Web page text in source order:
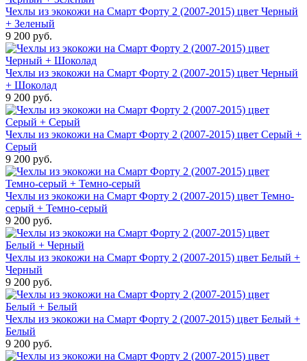
Чехлы из экокожи на Смарт Форту 2 (2007-2015) цвет Черный
+ Зеленый
9 200 руб.
Чехлы из экокожи на Смарт Форту 2 (2007-2015) цвет Черный
+ Шоколад
9 200 руб.
Чехлы из экокожи на Смарт Форту 2 (2007-2015) цвет Серый +
Серый
9 200 руб.
Чехлы из экокожи на Смарт Форту 2 (2007-2015) цвет Темно-
серый + Темно-серый
9 200 руб.
Чехлы из экокожи на Смарт Форту 2 (2007-2015) цвет Белый +
Черный
9 200 руб.
Чехлы из экокожи на Смарт Форту 2 (2007-2015) цвет Белый +
Белый
9 200 руб.